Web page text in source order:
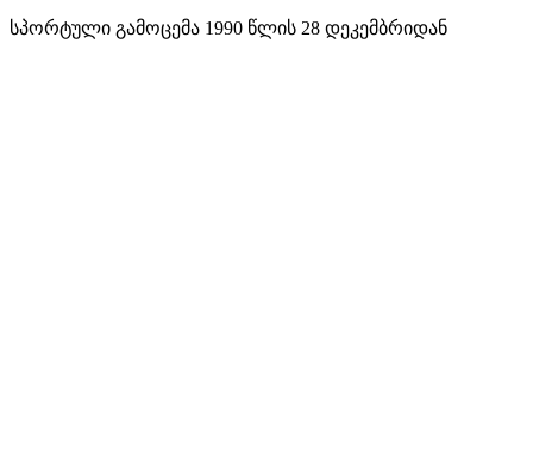
სპორტული გამოცემა 1990 წლის 28 დეკემბრიდან